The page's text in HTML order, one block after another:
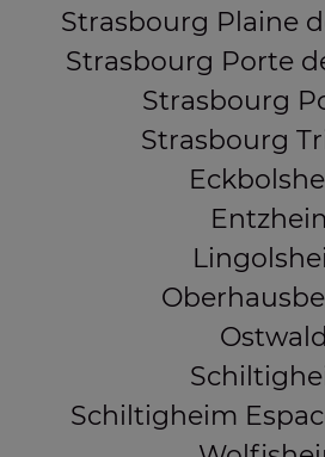
Strasbourg Plaine
Strasbourg Porte
Strasbourg
Strasbourg
Ostwald
Schiltigheim